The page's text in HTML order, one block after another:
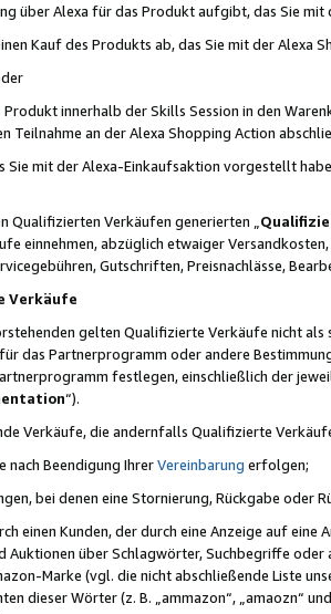
über Alexa für das Produkt aufgibt, das Sie mit
Kauf des Produkts ab, das Sie mit der Alexa
innerhalb der Skills Session in den
Teilnahme an der Alexa Shopping Action
mit der Alexa-Einkaufsaktion vorgestellt
Qualifizierten Verkäufen generierten „
einnehmen, abzüglich etwaiger
Gutschriften, Preisnachlässe,
Verkäufe
gelten Qualifizierte Verkäufe nicht
das Partnerprogramm oder andere
festlegen, einschließlich der
“).
Verkäufe, die andernfalls Qualifizierte
nach Beendigung IhrerVereinbarung erfolgen;
bei denen eine Stornierung, Rückgabe oder
einen Kunden, der durch eine Anzeige auf
Auktionen über Schlagwörter, Suchbegriffe
Marke (vgl. die nicht abschließende Liste
dieser Wörter (z. B. „ammazon“, „amaozn“